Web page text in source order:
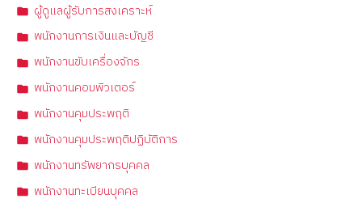
ผู้ดูแลผู้รับการสงเคราะห์
พนักงานการเงินและบัญชี
พนักงานขับเครื่องจักร
พนักงานคอมพิวเตอร์
พนักงานคุมประพฤติ
พนักงานคุมประพฤติปฏิบัติการ
พนักงานทรัพยากรบุคคล
พนักงานทะเบียนบุคคล